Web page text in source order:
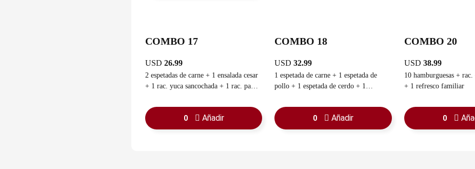
COMBO 17
USD 26.99
2 espetadas de carne + 1 ensalada cesar
+ 1 rac. yuca sancochada + 1 rac. pan
0 Añadir
COMBO 18
USD32.99
1 espetada de carne + 1 espetada de
pollo + 1 espetada de cerdo + 1
sancochada + rac. pan con ajo
0 Añadir
COMBO 20
USD 38.99
10 hamburguesas + rac. de papas fritas
+ 1 refresco familiar
0